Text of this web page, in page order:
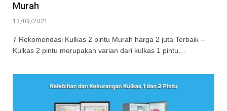
Murah
13/09/2021
7 Rekomendasi Kulkas 2 pintu Murah harga 2 juta Terbaik –
Kulkas 2 pintu merupakan varian dari kulkas 1 pintu…